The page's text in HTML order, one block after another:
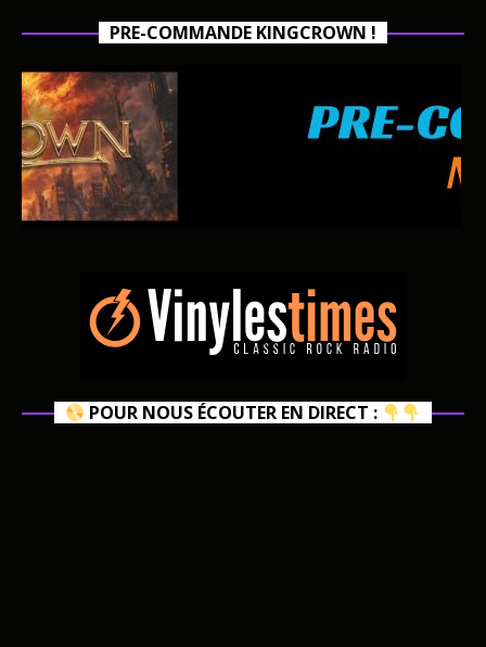
PRE-COMMANDE KINGCROWN !
POUR NOUS ÉCOUTER EN DIRECT :